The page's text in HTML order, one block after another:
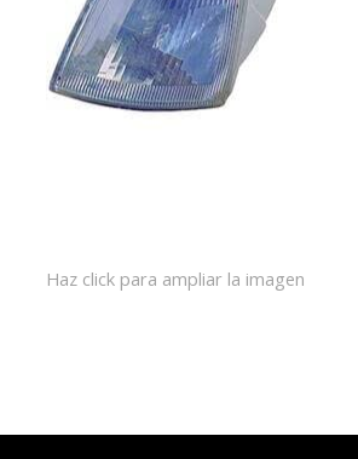
Haz click para ampliar la imagen